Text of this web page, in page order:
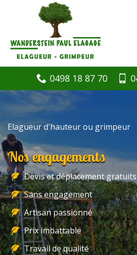
0498 18 87 70
Elagueur d'hauteur ou grimpeur
Nos engagements
Devis et déplacement gratuits
Sans engagement
Artisan passionné
Prix imbattable
Travail de qualité